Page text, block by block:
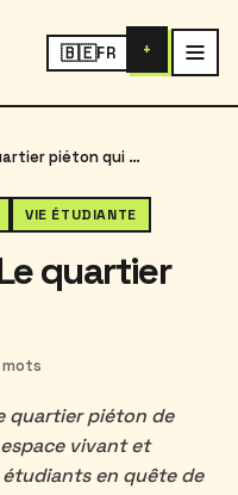
🇧🇪FR +
Flânez à Namur : Le quartier piéton qui bouge
VIE ÉTUDIANTE
quartier
mots
quartier piéton de
vivant et
en quête de